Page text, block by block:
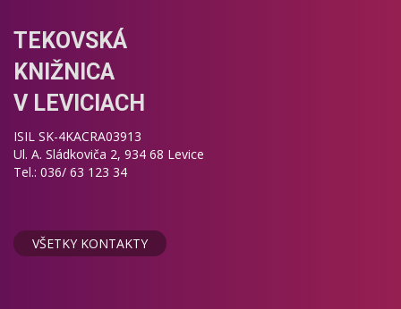
TEKOVSKÁ
KNIŽNICA
V LEVICIACH
ISIL SK-4KACRA03913
Ul. A. Sládkoviča 2, 934 68 Levice
Tel.: 036/ 63 123 34
VŠETKY KONTAKTY